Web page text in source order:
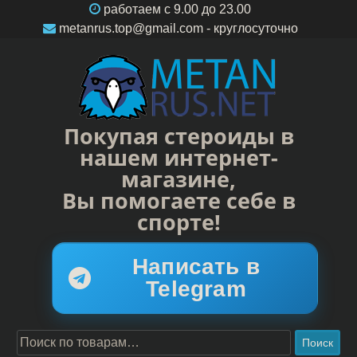
работаем c 9.00 до 23.00
metanrus.top@gmail.com- круглосуточно
Покупая стероиды в
нашем интернет-
магазине,
Вы помогаете себе в
спорте!
Написать в
Telegram
Поиск